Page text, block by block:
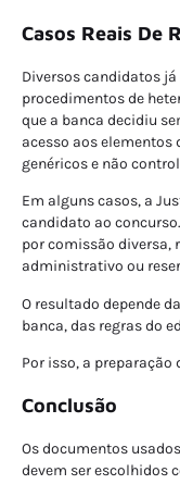
Casos Reais De
Diversos candidatos
procedimentos de
que a banca decidiu
acesso aos
genéricos e não
Em alguns casos, a
candidato ao
por comissão diversa,
administrativo ou
O resultado depende
banca, das regras do
Por isso, a
Conclusão
Os documentos
devem ser escolhidos